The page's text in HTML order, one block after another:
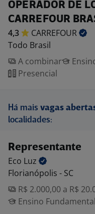
OPERADOR DE
CARREFOUR
4,3
CARREFOUR
Todo Brasil
A combinar
Presencial
Há mais vagas
localidades:
Representante
Eco Luz
Florianópolis - SC
R$ 2.000,00 a R$
Ensino